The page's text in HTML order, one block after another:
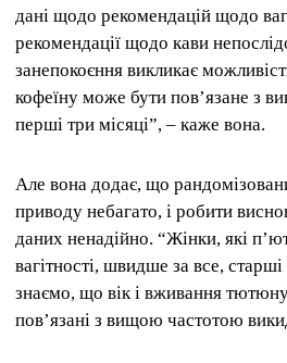
дані щодо рекомендацій щодо
рекомендації щодо кави
занепокоєння викликає
кофеїну може бути пов’язане з
перші три місяці”, – каже вона.
Але вона додає, що
приводу небагато, і робити
даних ненадійно. “Жінки, які
вагітності, швидше за все,
знаємо, що вік і вживання
пов’язані з вищою частотою